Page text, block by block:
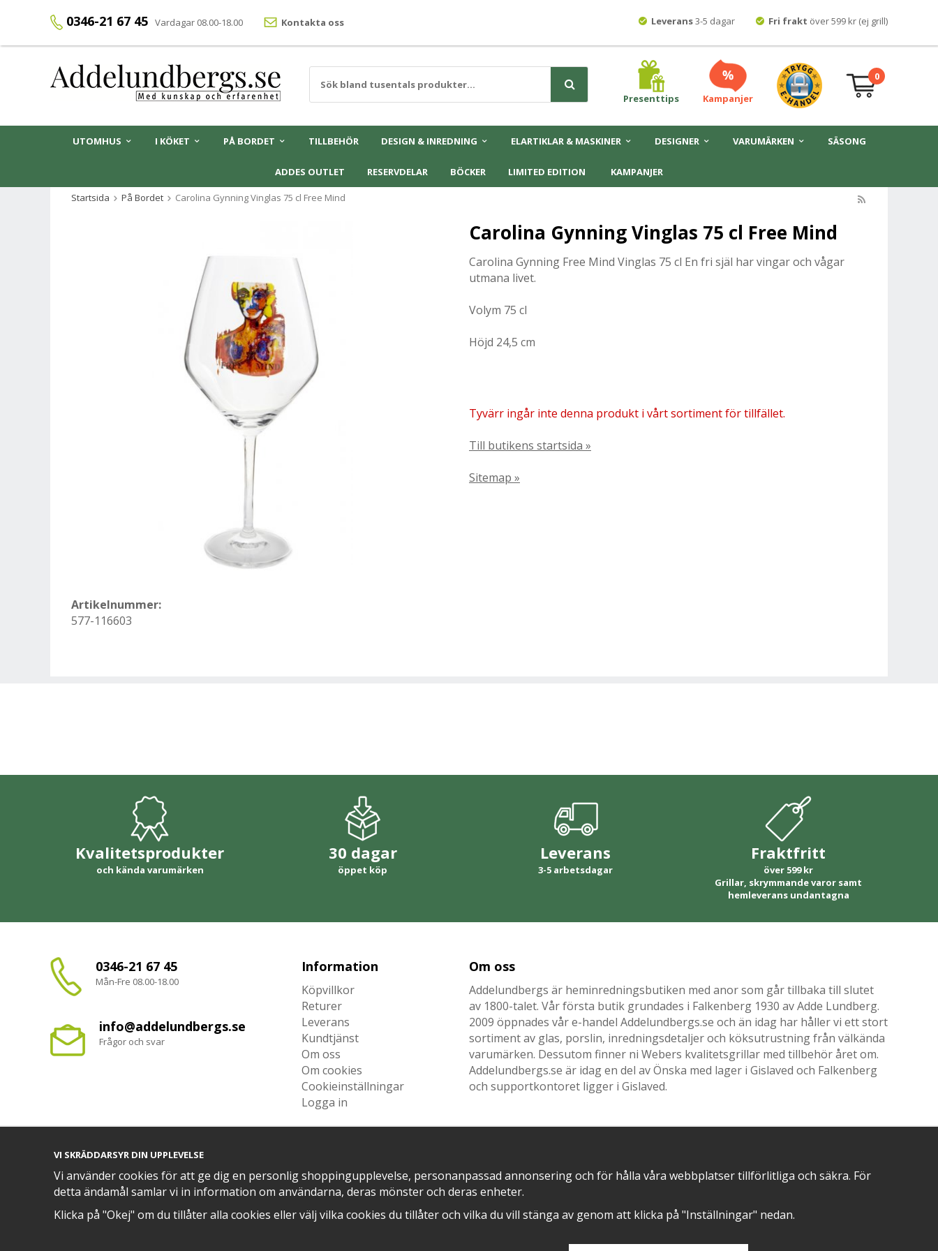
0346-21 67 45 Vardagar 08.00-18.00 Kontakta oss Leverans3-5 dagar Fri frakt över 599 kr (ej grill)
Presenttips Kampanjer
0
UTOMHUS I KÖKET PÅ BORDET TILLBEHÖR DESIGN & INREDNING ELARTIKLAR & MASKINER DESIGNER VARUMÄRKEN SÄSONG
ADDES OUTLET RESERVDELAR BÖCKER LIMITED EDITION KAMPANJER
Startsida På Bordet Carolina Gynning Vinglas 75 cl Free Mind
Carolina Gynning Vinglas 75 cl Free Mind
Carolina Gynning Free Mind Vinglas 75 cl En fri själ har vingar och vågar
utmana livet.
Volym 75 cl
Höjd 24,5 cm
Tyvärr ingår inte denna produkt i vårt sortiment för tillfället.
Till butikens startsida »
Sitemap »
Artikelnummer:
577-116603
Kvalitetsprodukter
och kända varumärken
30 dagar
öppet köp
Leverans
3-5 arbetsdagar
Fraktfritt
över 599 kr
Grillar, skrymmande varor samt
hemleverans undantagna
0346-21 67 45
Mån-Fre 08.00-18.00
info@addelundbergs.se
Frågor och svar
Information
Köpvillkor
Returer
Leverans
Kundtjänst
Om oss
Om cookies
Cookieinställningar
Logga in
Om oss
Addelundbergs är heminredningsbutiken med anor som går tillbaka till slutet
av 1800-talet. Vår första butik grundades i Falkenberg 1930 av Adde Lundberg.
2009 öppnades vår e-handel Addelundbergs.se och än idag har håller vi ett stort
sortiment av glas, porslin, inredningsdetaljer och köksutrustning från välkända
varumärken. Dessutom finner ni Webers kvalitetsgrillar med tillbehör året om.
Addelundbergs.se är idag en del av Önska med lager i Gislaved och Falkenberg
och supportkontoret ligger i Gislaved.
TRYGG BETALNING MED​ SNABB LEVERANS MED EN DEL AV POSITIVA OMDÖMEN PÅ
VI SKRÄDDARSYR DIN UPPLEVELSE
Vi använder cookies för att ge dig en personlig shoppingupplevelse, personanpassad annonsering och för hålla våra webbplatser tillförlitliga och säkra. För
detta ändamål samlar vi in information om användarna, deras mönster och deras enheter.
Klicka på "Okej" om du tillåter alla cookies eller välj vilka cookies du tillåter och vilka du vill stänga av genom att klicka på "Inställningar" nedan.